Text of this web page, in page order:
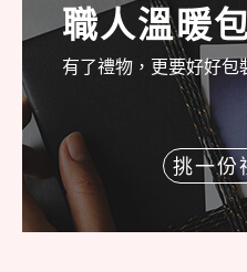
職人溫暖
有了禮物，更要好好包
挑一份